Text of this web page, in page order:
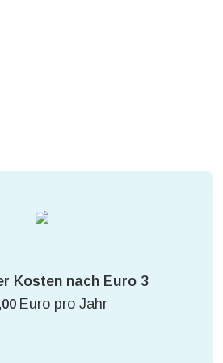
Kosten nach Euro 3
Euro pro Jahr